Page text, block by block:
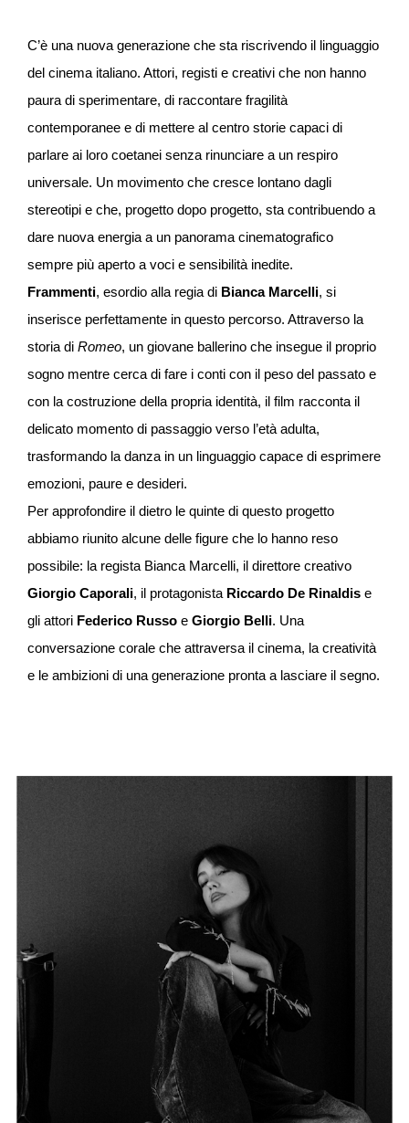
C’è una nuova generazione che sta riscrivendo il linguaggio
del cinema italiano. Attori, registi e creativi che non hanno
paura di sperimentare, di raccontare fragilità
contemporanee e di mettere al centro storie capaci di
parlare ai loro coetanei senza rinunciare a un respiro
universale. Un movimento che cresce lontano dagli
stereotipi e che, progetto dopo progetto, sta contribuendo a
dare nuova energia a un panorama cinematografico
sempre più aperto a voci e sensibilità inedite.
Frammenti, esordio alla regia di Bianca Marcelli, si
inserisce perfettamente in questo percorso. Attraverso la
storia di Romeo, un giovane ballerino che insegue il proprio
sogno mentre cerca di fare i conti con il peso del passato e
con la costruzione della propria identità, il film racconta il
delicato momento di passaggio verso l’età adulta,
trasformando la danza in un linguaggio capace di esprimere
emozioni, paure e desideri.
Per approfondire il dietro le quinte di questo progetto
abbiamo riunito alcune delle figure che lo hanno reso
possibile: la regista Bianca Marcelli, il direttore creativo
Giorgio Caporali, il protagonista Riccardo De Rinaldis e
gli attori Federico Russo e Giorgio Belli. Una
conversazione corale che attraversa il cinema, la creatività
e le ambizioni di una generazione pronta a lasciare il segno.